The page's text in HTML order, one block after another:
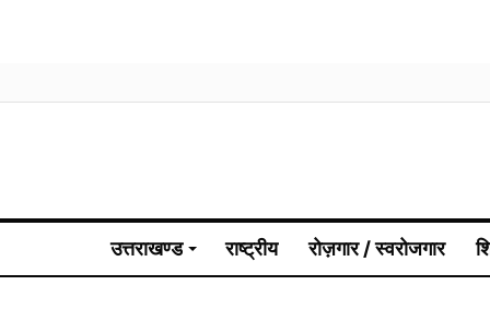
उत्तराखण्ड राष्ट्रीय रोज़गार / स्वरोजगार